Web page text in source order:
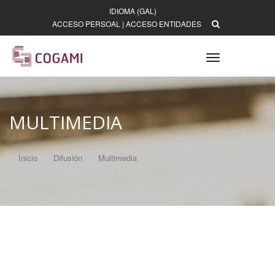
IDIOMA (GAL)
ACCESO PERSOAL | ACCESO ENTIDADES
Toggle
navigation
MULTIMEDIA
Inicio Difusión Multimedia